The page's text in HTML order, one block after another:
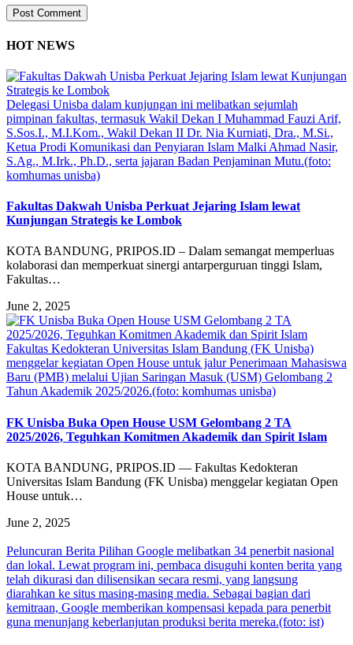
HOT NEWS
Delegasi Unisba dalam kunjungan ini melibatkan sejumlah
pimpinan fakultas, termasuk Wakil Dekan I Muhammad Fauzi Arif,
S.Sos.I., M.I.Kom., Wakil Dekan II Dr. Nia Kurniati, Dra., M.Si.,
Ketua Prodi Komunikasi dan Penyiaran Islam Malki Ahmad Nasir,
S.Ag., M.Irk., Ph.D., serta jajaran Badan Penjaminan Mutu.(foto:
komhumas unisba)
Fakultas Dakwah Unisba Perkuat Jejaring Islam lewat
Kunjungan Strategis ke Lombok
KOTA BANDUNG, PRIPOS.ID – Dalam semangat memperluas
kolaborasi dan memperkuat sinergi antarperguruan tinggi Islam,
Fakultas…
June 2, 2025
Fakultas Kedokteran Universitas Islam Bandung (FK Unisba)
menggelar kegiatan Open House untuk jalur Penerimaan Mahasiswa
Baru (PMB) melalui Ujian Saringan Masuk (USM) Gelombang 2
Tahun Akademik 2025/2026.(foto: komhumas unisba)
FK Unisba Buka Open House USM Gelombang 2 TA
2025/2026, Teguhkan Komitmen Akademik dan Spirit Islam
KOTA BANDUNG, PRIPOS.ID — Fakultas Kedokteran
Universitas Islam Bandung (FK Unisba) menggelar kegiatan Open
House untuk…
June 2, 2025
Peluncuran Berita Pilihan Google melibatkan 34 penerbit nasional
dan lokal. Lewat program ini, pembaca disuguhi konten berita yang
telah dikurasi dan dilisensikan secara resmi, yang langsung
diarahkan ke situs masing-masing media. Sebagai bagian dari
kemitraan, Google memberikan kompensasi kepada para penerbit
guna menunjang keberlanjutan produksi berita mereka.(foto: ist)